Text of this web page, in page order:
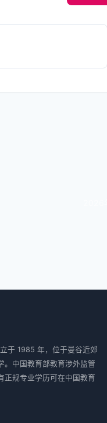
于 1985 年，位于曼谷近郊
。中国教育部教育涉外监管
正规专业学历可在中国教育